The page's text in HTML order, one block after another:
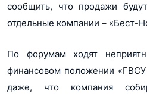
сообщить, что продажи
отдельные компании – «Бест-
По форумам ходят
финансовом положении
даже, что компания